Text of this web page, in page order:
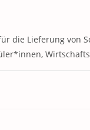
die Lieferung von